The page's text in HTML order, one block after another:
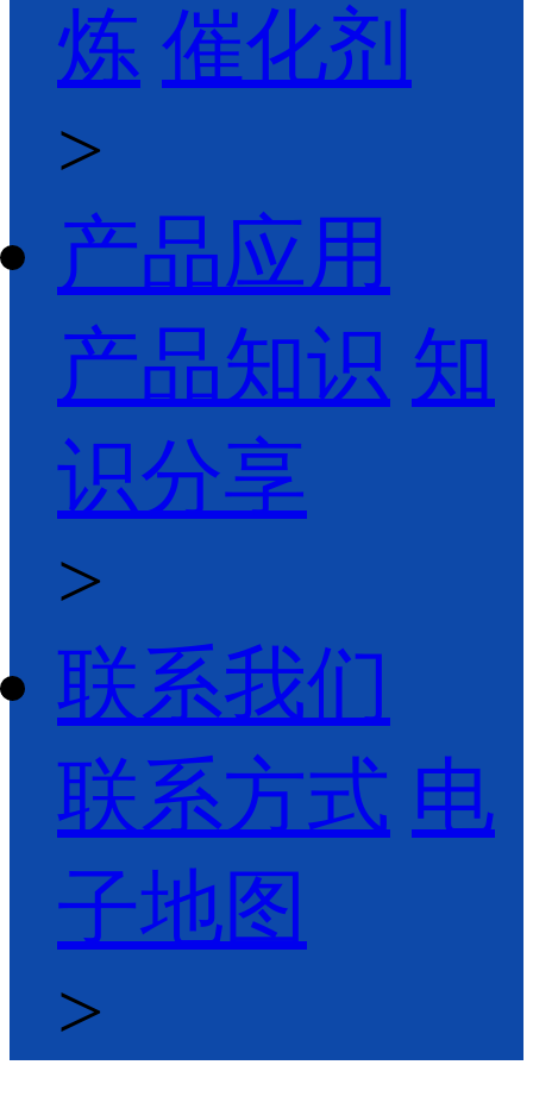
炼 催化剂
>
产品应用
产品知识 知
识分享
>
联系我们
联系方式 电
子地图
>